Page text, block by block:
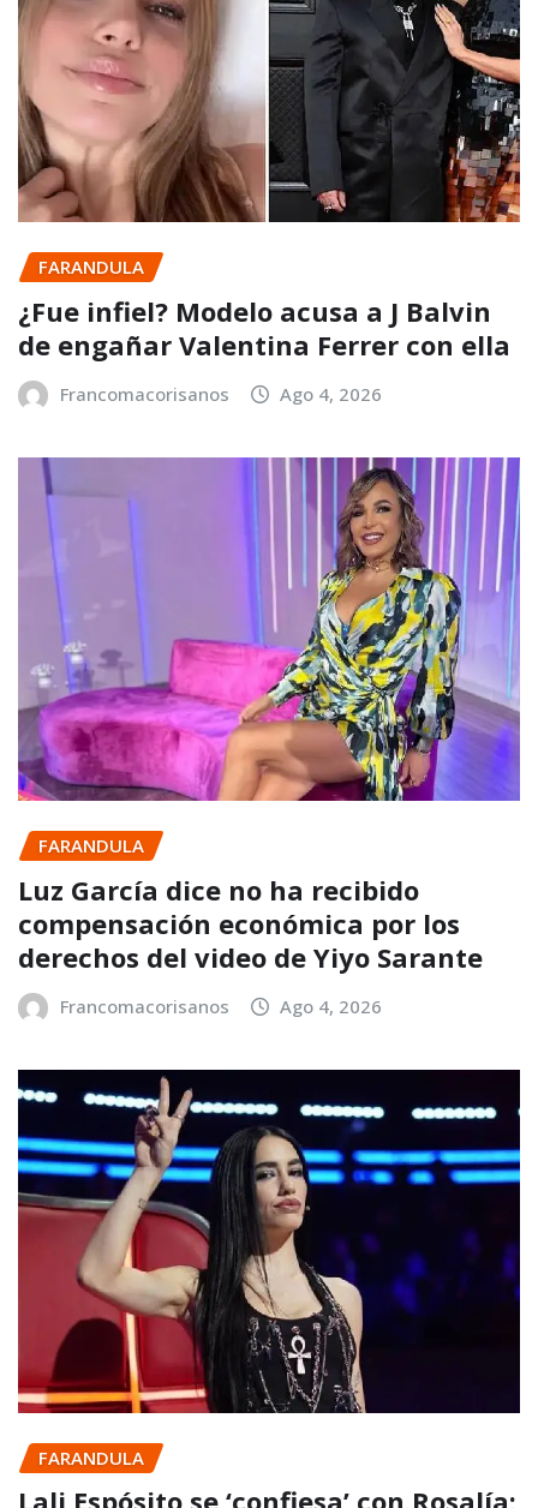
FARANDULA
¿Fue infiel? Modelo acusa a J Balvin
de engañar Valentina Ferrer con ella
Francomacorisanos Ago 4, 2026
FARANDULA
Luz García dice no ha recibido
compensación económica por los
derechos del video de Yiyo Sarante
Francomacorisanos Ago 4, 2026
FARANDULA